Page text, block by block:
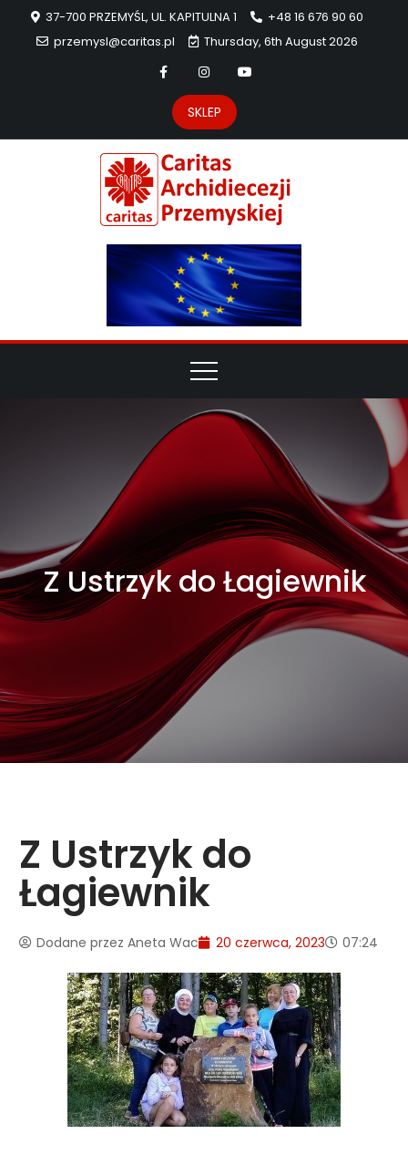
37-700 PRZEMYŚL, UL. KAPITULNA 1
+48 16 676 90 60
przemysl@caritas.pl
Thursday, 6th August 2026
SKLEP
Z Ustrzyk do Łagiewnik
Z Ustrzyk do
Łagiewnik
Dodane przez Aneta Wac 20 czerwca, 2023 07:24